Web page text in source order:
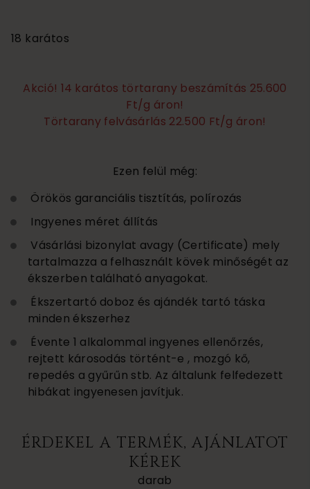
18 karátos
Akció! 14 karátos törtarany beszámítás 25.600
Ft/g áron!
Törtarany felvásárlás 22.500 Ft/g áron!
Ezen felül még:
Örökös garanciális tisztítás, polírozás
Ingyenes méret állítás
Vásárlási bizonylat avagy (Certificate) mely
tartalmazza a felhasznált kövek minőségét az
ékszerben található anyagokat.
Ékszertartó doboz és ajándék tartó táska
minden ékszerhez
Évente 1 alkalommal ingyenes ellenőrzés,
rejtett károsodás történt-e , mozgó kő,
repedés a gyűrűn stb. Az általunk felfedezett
hibákat ingyenesen javítjuk.
ÉRDEKEL A TERMÉK, AJÁNLATOT
KÉREK
darab